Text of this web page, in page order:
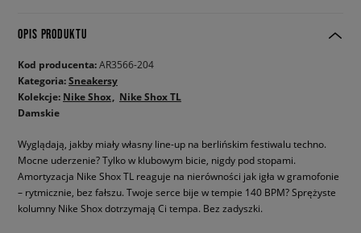
OPIS PRODUKTU
Kod producenta:AR3566-204
Kategoria:Sneakersy
Kolekcje: Nike Shox
Nike Shox TL
Damskie
Wyglądają, jakby miały własny line-up na berlińskim festiwalu techno.
Mocne uderzenie? Tylko w klubowym bicie, nigdy pod stopami.
Amortyzacja Nike Shox TL reaguje na nierówności jak igła w gramofonie
– rytmicznie, bez fałszu. Twoje serce bije w tempie 140 BPM? Sprężyste
kolumny Nike Shox dotrzymają Ci tempa. Bez zadyszki.